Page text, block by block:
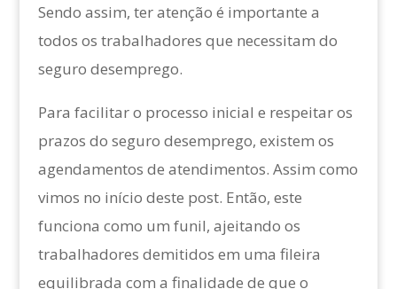
Sendo assim, ter atenção é importante a
todos os trabalhadores que necessitam do
seguro desemprego.
Para facilitar o processo inicial e respeitar os
prazos do seguro desemprego, existem os
agendamentos de atendimentos. Assim como
vimos no início deste post. Então, este
funciona como um funil, ajeitando os
trabalhadores demitidos em uma fileira
equilibrada com a finalidade de que o